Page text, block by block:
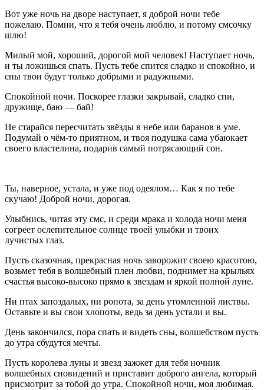
Вот уже ночь на дворе наступает, я доброй ночи тебе
пожелаю. Помни, что я тебя очень люблю, и потому смсочку
шлю!
Милый мой, хороший, дорогой мой человек! Наступает ночь,
и ты ложишься спать. Пусть тебе спится сладко и спокойно, и
сны твои будут только добрыми и радужными.
Спокойной ночи. Поскорее глазки закрывай, сладко спи,
дружище, баю — бай!
Не старайся пересчитать звёзды в небе или баранов в уме.
Подумай о чём-то приятном, и твоя подушка сама убаюкает
своего властелина, подарив самый потрясающий сон.
Ты, наверное, устала, и уже под одеялом… Как я по тебе
скучаю! Доброй ночи, дорогая.
Улыбнись, читая эту смс, и среди мрака и холода ночи меня
согреет ослепительное солнце твоей улыбки и твоих
лучистых глаз.
Пусть сказочная, прекрасная ночь заворожит своею красотою,
возьмет тебя в волшебный плен любви, поднимет на крыльях
счастья высоко-высоко прямо к звездам и яркой полной луне.
Ни птах запоздалых, ни ропота, за день утомленной листвы.
Оставьте и вы свои хлопоты, ведь за день устали и вы.
День закончился, пора спать и видеть сны, волшебством пусть
до утра сбудутся мечты.
Пусть королева луны и звезд зажжет для тебя ночник
волшебных сновидений и приставит доброго ангела, который
присмотрит за тобой до утра. Спокойной ночи, моя любимая.